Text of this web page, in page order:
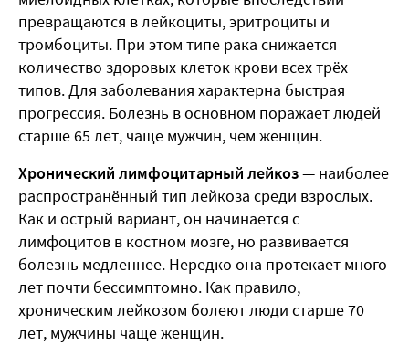
превращаются в лейкоциты, эритроциты и
тромбоциты. При этом типе рака снижается
количество здоровых клеток крови всех трёх
типов. Для заболевания характерна быстрая
прогрессия. Болезнь в основном поражает людей
старше 65 лет, чаще мужчин, чем женщин.
Хронический лимфоцитарный лейкоз— наиболее
распространённый тип лейкоза среди взрослых.
Как и острый вариант, он начинается с
лимфоцитов в костном мозге, но развивается
болезнь медленнее. Нередко она протекает много
лет почти бессимптомно. Как правило,
хроническим лейкозом болеют люди старше 70
лет, мужчины чаще женщин.